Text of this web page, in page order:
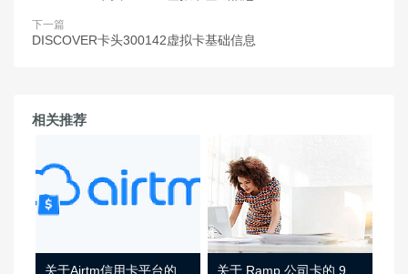
下一篇
DISCOVER卡头300142虚拟卡基础信息
相关推荐